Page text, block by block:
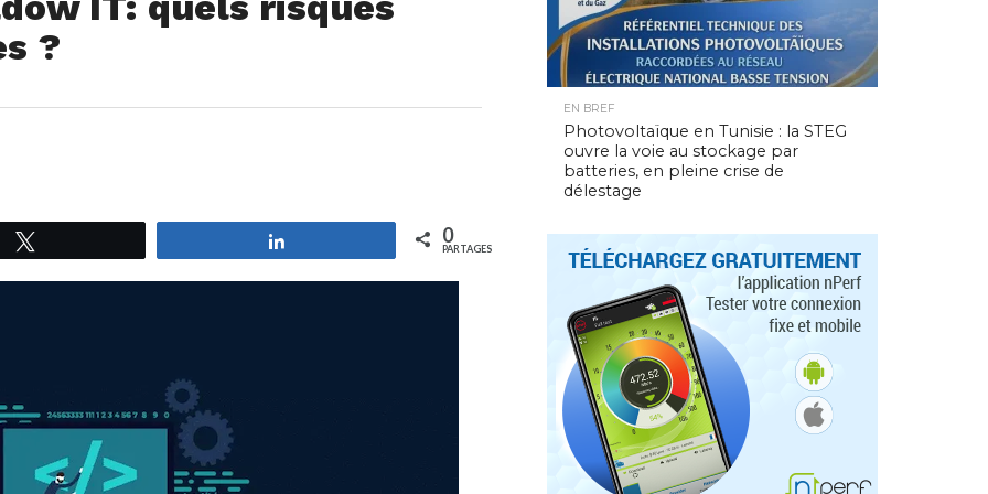
?
0
PARTAGES
EN BREF
Photovoltaïque en Tunisie : la STEG
ouvre la voie au stockage par
batteries, en pleine crise de
délestage